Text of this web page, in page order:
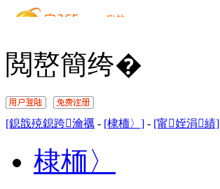
閲嶅簡绔�
[鎴戠殑鎴跨瀹禲 - [棣栭〉] - [甯姪涓績]
棣栭〉